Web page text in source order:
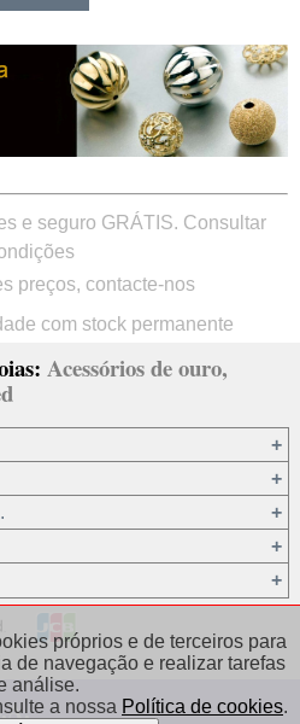
e seguro GRÁTIS. Consultar
preços, contacte-nos
com stock permanente
Acessórios de ouro,
próprios e de terceiros para
de navegação e realizar tarefas
análise.
a nossa Política de cookies.